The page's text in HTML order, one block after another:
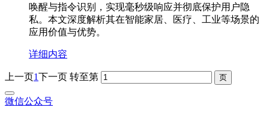
唤醒与指令识别，实现毫秒级响应并彻底保护用户隐
私。本文深度解析其在智能家居、医疗、工业等场景的
应用价值与优势。
详细内容
上一页1下一页 转至第
微信公众号